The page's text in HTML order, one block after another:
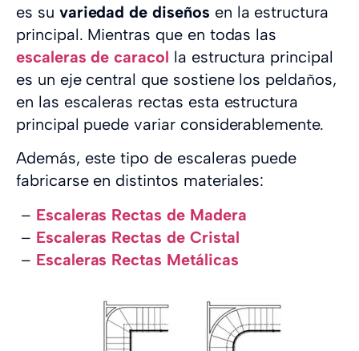
es su variedad de diseños en la estructura
principal. Mientras que en todas las
escaleras de caracol la estructura principal
es un eje central que sostiene los peldaños,
en las escaleras rectas esta estructura
principal puede variar considerablemente.
Además, este tipo de escaleras puede
fabricarse en distintos materiales:
– Escaleras Rectas de Madera
– Escaleras Rectas de Cristal
– Escaleras Rectas Metálicas